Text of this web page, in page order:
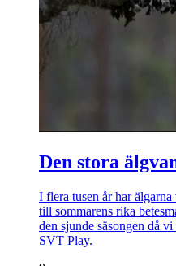
Den stora
I flera tusen år har
till sommarens rika
den sjunde säsongen då
SVT Play.